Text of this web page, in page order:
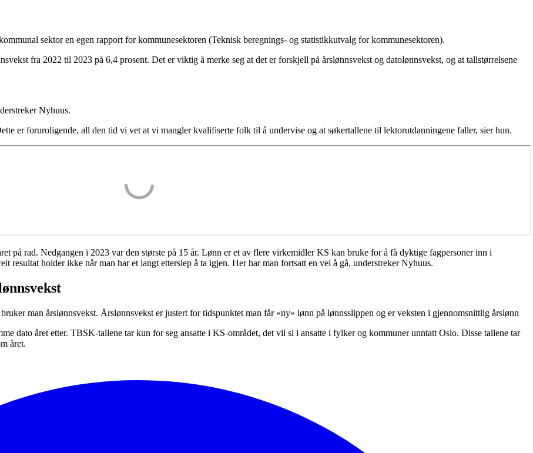
sektor en egen rapport for kommunesektoren (Teknisk beregnings- og statistikkutvalg for kommunesektoren).
fra 2022 til 2023 på 6,4 prosent. Det er viktig å merke seg at det er forskjell på årslønnsvekst og datolønnsvekst, og at tallstørrelsene
Nyhuus.
er foruroligende, all den tid vi vet at vi mangler kvalifiserte folk til å undervise og at søkertallene til lektorutdanningene faller, sier hun.
på rad. Nedgangen i 2023 var den største på 15 år. Lønn er et av flere virkemidler KS kan bruke for å få dyktige fagpersoner inn i
resultat holder ikke når man har et langt etterslep å ta igjen. Her har man fortsatt en vei å gå, understreker Nyhuus.
man årslønnsvekst. Årslønnsvekst er justert for tidspunktet man får «ny» lønn på lønnsslippen og er veksten i gjennomsnittlig årslønn
dato året etter. TBSK-tallene tar kun for seg ansatte i KS-området, det vil si i ansatte i fylker og kommuner unntatt Oslo. Disse tallene tar
året.